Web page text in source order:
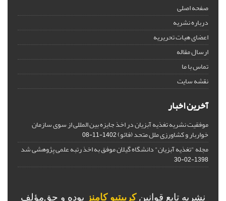
صفحه اصلی
درباره نشریه
اعضای هیات تحریریه
ارسال مقاله
تماس با ما
نقشه سایت
آخرین اخبار
موفقیت نشریه تغذیه آبزیان در اخذ جایزه بین المللی از سوی سازمان
خواربار و کشاورزی ملل متحد (فائو)1402-11-08
مجله "تغذیه آبزیان" دانشگاه گیلان موفق به اخذ رتبه علمی پژوهشی شد
1398-02-30
نشریه تابع قوانینکرییتیو کامنز بوده و حق‌مؤلف